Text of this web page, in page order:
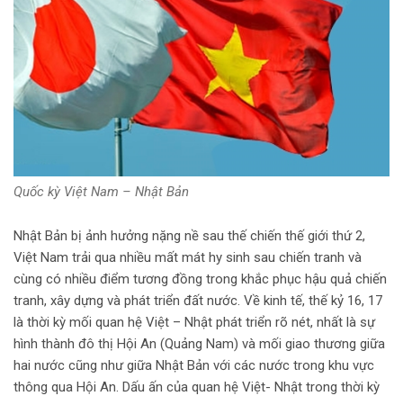
Quốc kỳ Việt Nam – Nhật Bản
Nhật Bản bị ảnh hưởng nặng nề sau thế chiến thế giới thứ 2,
Việt Nam trải qua nhiều mất mát hy sinh sau chiến tranh và
cùng có nhiều điểm tương đồng trong khắc phục hậu quả chiến
tranh, xây dựng và phát triển đất nước. Về kinh tế, thế kỷ 16, 17
là thời kỳ mối quan hệ Việt – Nhật phát triển rõ nét, nhất là sự
hình thành đô thị Hội An (Quảng Nam) và mối giao thương giữa
hai nước cũng như giữa Nhật Bản với các nước trong khu vực
thông qua Hội An. Dấu ấn của quan hệ Việt- Nhật trong thời kỳ